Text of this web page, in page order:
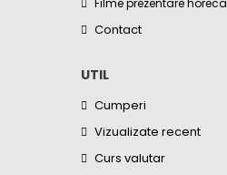
Filme prezentare horeca
Contact
UTIL
Cumperi
Vizualizate recent
Curs valutar